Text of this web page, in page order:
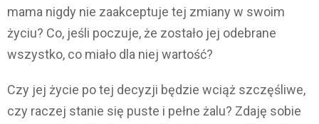
mama nigdy nie zaakceptuje tej zmiany w swoim
życiu? Co, jeśli poczuje, że zostało jej odebrane
wszystko, co miało dla niej wartość?
Czy jej życie po tej decyzji będzie wciąż szczęśliwe,
czy raczej stanie się puste i pełne żalu? Zdaję sobie